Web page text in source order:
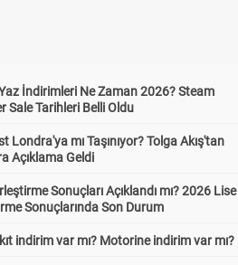
İndirimleri Ne Zaman 2026? Steam
Sale Tarihleri Belli Oldu
Londra'ya mı Taşınıyor? Tolga Akış'tan
Açıklama Geldi
Sonuçları Açıklandı mı? 2026 Lise
Sonuçlarında Son Durum
indirim var mı? Motorine indirim var mı?